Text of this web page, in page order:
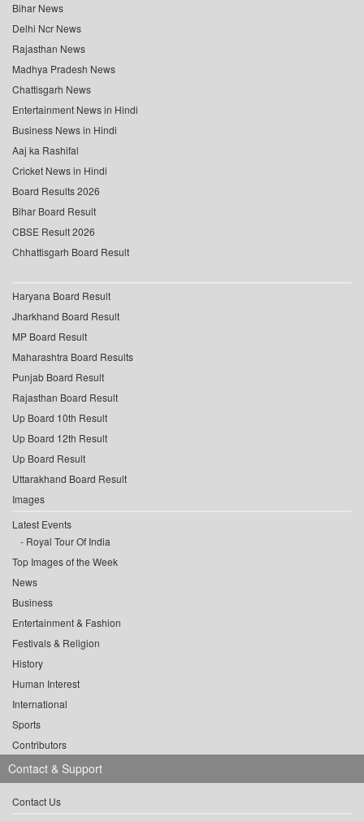
Bihar News
Delhi Ncr News
Rajasthan News
Madhya Pradesh News
Chattisgarh News
Entertainment News in Hindi
Business News in Hindi
Aaj ka Rashifal
Cricket News in Hindi
Board Results 2026
Bihar Board Result
CBSE Result 2026
Chhattisgarh Board Result
Haryana Board Result
Jharkhand Board Result
MP Board Result
Maharashtra Board Results
Punjab Board Result
Rajasthan Board Result
Up Board 10th Result
Up Board 12th Result
Up Board Result
Uttarakhand Board Result
Images
Latest Events
Royal Tour Of India
Top Images of the Week
News
Business
Entertainment & Fashion
Festivals & Religion
History
Human Interest
International
Sports
Contributors
Contact & Support
Contact Us